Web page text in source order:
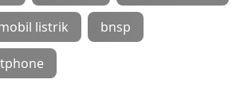
listrik bnsp